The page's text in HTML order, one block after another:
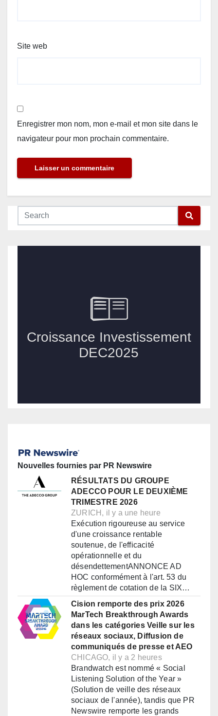
Site web
Enregistrer mon nom, mon e-mail et mon site dans le
navigateur pour mon prochain commentaire.
Nouvelles fournies par PR Newswire
RÉSULTATS DU GROUPE
ADECCO POUR LE DEUXIÈME
TRIMESTRE 2026
ZURICH, il y a une heure
Exécution rigoureuse au service
d'une croissance rentable
soutenue, de l'efficacité
opérationnelle et du
désendettementANNONCE AD
HOC conformément à l'art. 53 du
règlement de cotation de la SIX…
Cision remporte des prix 2026
MarTech Breakthrough Awards
dans les catégories Veille sur les
réseaux sociaux, Diffusion de
communiqués de presse et AEO
CHICAGO, il y a 2 heures
Brandwatch est nommé « Social
Listening Solution of the Year »
(Solution de veille des réseaux
sociaux de l'année), tandis que PR
Newswire remporte les grands